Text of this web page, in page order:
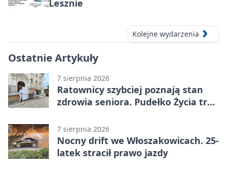
Lesznie
Kolejne wydarzenia
Ostatnie Artykuły
7 sierpnia 2026
Ratownicy szybciej poznają stan
zdrowia seniora. Pudełko Życia trafi
7 sierpnia 2026
Nocny drift we Włoszakowicach. 25-
latek stracił prawo jazdy